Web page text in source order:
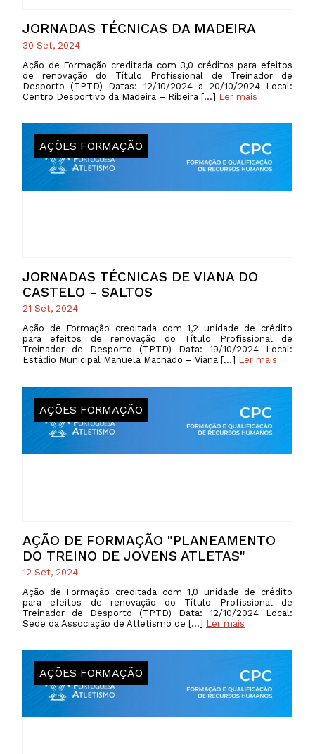
JORNADAS TÉCNICAS DA MADEIRA
30 Set, 2024
Ação de Formação creditada com 3,0 créditos para efeitos
de renovação do Título Profissional de Treinador de
Desporto (TPTD) Datas: 12/10/2024 a 20/10/2024 Local:
Centro Desportivo da Madeira – Ribeira […] Ler mais
JORNADAS TÉCNICAS DE VIANA DO
CASTELO - SALTOS
AÇÕES FORMAÇÃO
21 Set, 2024
Ação de Formação creditada com 1,2 unidade de crédito
para efeitos de renovação do Título Profissional de
Treinador de Desporto (TPTD) Data: 19/10/2024 Local:
Estádio Municipal Manuela Machado – Viana […] Ler mais
AÇÃO DE FORMAÇÃO "PLANEAMENTO
DO TREINO DE JOVENS ATLETAS"
AÇÕES FORMAÇÃO
12 Set, 2024
Ação de Formação creditada com 1,0 unidade de crédito
para efeitos de renovação do Título Profissional de
Treinador de Desporto (TPTD) Data: 12/10/2024 Local:
Sede da Associação de Atletismo de […] Ler mais
AÇÕES FORMAÇÃO